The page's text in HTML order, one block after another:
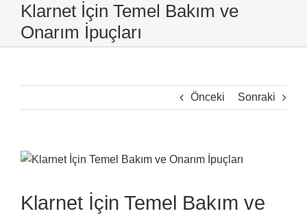
Klarnet İçin Temel Bakım ve
Onarım İpuçları
Önceki Sonraki
View
Image
Klarnet İçin Temel Bakım ve